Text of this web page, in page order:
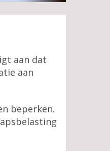
aan dat
aan
beperken.